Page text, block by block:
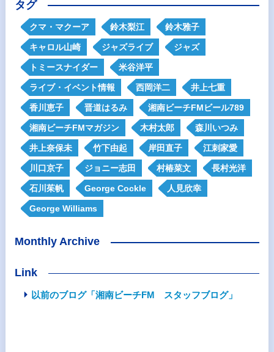
タグ
クマ・マクーア 鈴木梨江 鈴木雅子
キャロル山崎 ジャズライブ ジャズ
トミースナイダー 米谷洋平
ライブ・イベント情報 西岡洋二 井上七重
香川恵子 晋道はるみ 湘南ビーチFMビール789
湘南ビーチFMマガジン 木村太郎 森川いつみ
井上奈保未 竹下由起 岸田直子 江刺家愛
川口京子 ジョニー志田 村椿菜文 長村光洋
石川茱帆 George Cockle 人見欣幸
George Williams
Monthly Archive
Link
以前のブログ「湘南ビーチFM スタッフブログ」